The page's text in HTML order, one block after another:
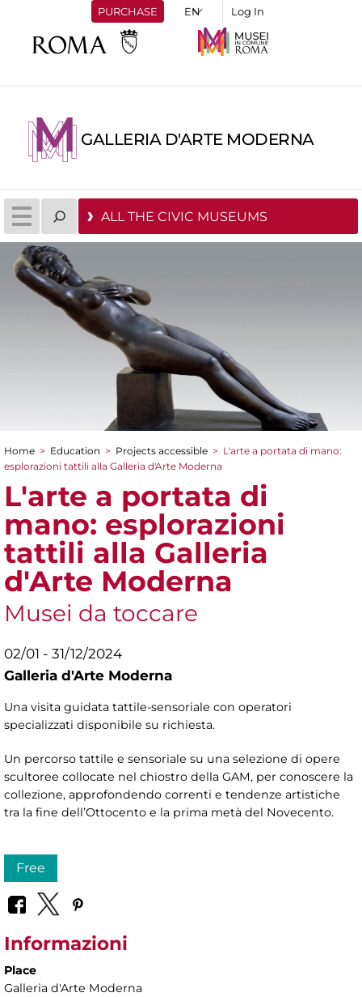
PURCHASE Log In
GALLERIA D'ARTE MODERNA
ALL THE CIVIC MUSEUMS
You are here
Home > Education > Projects accessible > L'arte a portata di mano:
esplorazioni tattili alla Galleria d'Arte Moderna
L'arte a portata di
mano: esplorazioni
tattili alla Galleria
d'Arte Moderna
Musei da toccare
02/01 - 31/12/2024
Galleria d'Arte Moderna
Una visita guidata tattile-sensoriale con operatori
specializzati disponibile su richiesta.
Un percorso tattile e sensoriale su una selezione di opere
scultoree collocate nel chiostro della GAM, per conoscere la
collezione, approfondendo correnti e tendenze artistiche
tra la fine dell’Ottocento e la prima metà del Novecento.
Free
Informazioni
Place
Galleria d'Arte Moderna